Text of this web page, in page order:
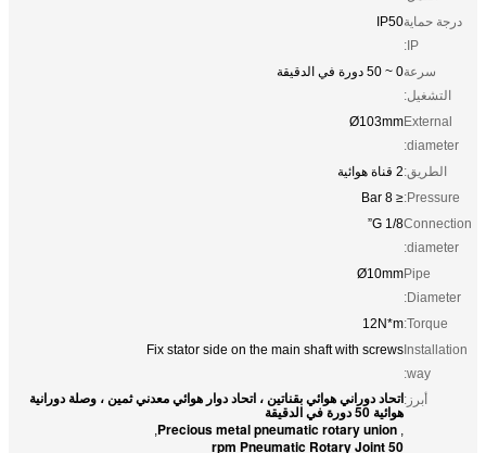
درجة حماية
IP:
IP50
سرعة
التشغيل:
0 ~ 50 دورة في الدقيقة
External
diameter:
Ø103mm
الطريق:2 قناة هوائية
Pressure:
≤ 8 Bar
Connection
diameter:
G 1/8”
Pipe
Diameter:
Ø10mm
Torque:
12N*m
Installation
way:
Fix stator side on the main shaft with screws
أبرز:اتحاد دوراني هوائي بقناتين ، اتحاد دوار هوائي معدني ثمين ، وصلة دورانية
هوائية 50 دورة في الدقيقة
,
Precious metal pneumatic rotary union
,
50 rpm Pneumatic Rotary Joint